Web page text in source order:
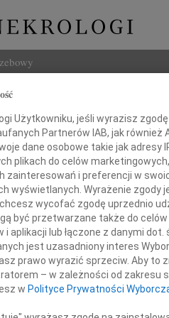
Prendecki
Użytkowniku, jeśli wyrazisz
Partnerów IAB, jak również
dane osobowe takie jak adresy
plikach do celów
zainteresowań i preferencji w
wyświetlanych. Wyrażenie zgody
wycofać zgodę uprzednio
być przetwarzane także do
aplikacji lub łączone z danymi
jest uzasadniony interes
prawo wyrazić sprzeciw. Aby to
– w zależności od zakresu
w Polityce Prywatności